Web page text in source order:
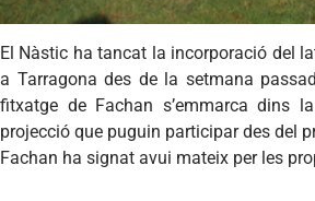
El Nàstic ha tancat la incorporació del
a Tarragona des de la setmana
fitxatge de Fachan s’emmarca dins
projecció que puguin participar des del
Fachan ha signat avui mateix per les